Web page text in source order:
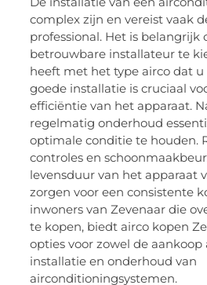
complex zijn en vereist vaak
professional. Het is belangrijk
betrouwbare installateur te
heeft met het type airco dat u
goede installatie is cruciaal
efficiëntie van het apparaat.
regelmatig onderhoud
optimale conditie te houden.
controles en
levensduur van het apparaat
zorgen voor een consistente
inwoners van Zevenaar die
te kopen, biedt airco kopen
opties voor zowel de aankoop
installatie en onderhoud van
airconditioningsystemen.